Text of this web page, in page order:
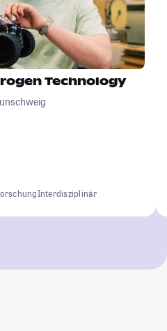
Technology
Interdisziplinär